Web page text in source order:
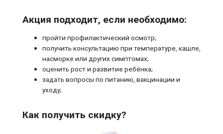
Акция подходит, если необходимо:
пройти профилактический осмотр;
получить консультацию при температуре, кашле,
насморке или других симптомах;
оценить рост и развитие ребёнка;
задать вопросы по питанию, вакцинации и
уходу;
Как получить скидку?